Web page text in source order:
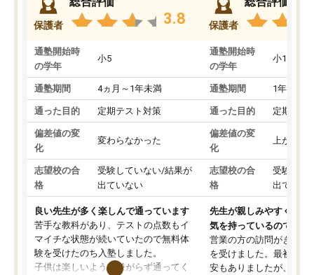
保護者 3.8
通塾開始時
の学年
小5
通塾期間 4ヵ月～1年未満
通った目的 定期テスト対策
偏差値の変
化
変わらなかった
志望校の合
格
受験していない/結果が
出ていない
良い先生が多く楽しんで通っています
苦手な教科があり、テストの点数もイ
マイチな状態が続いていたので無料体
験を受けたのち入塾しました。
子供は楽しいようで嫌がらず通ってく
保護者
通塾開始時
の学年
小1
通塾期間 1年以上
通った目的 定期テス
偏差値の変
化
上がった
志望校の合
格
受験して
出ていな
先生が親しみやすく勉強
気を持っているので安心
営業の方の訪問がきっか
を受けました。最初は続
安もありましたが、子ど